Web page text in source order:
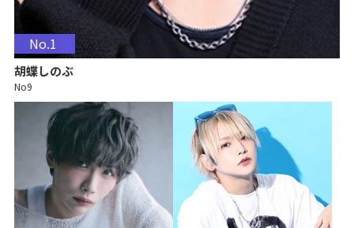
No.1
胡蝶しのぶ
No9